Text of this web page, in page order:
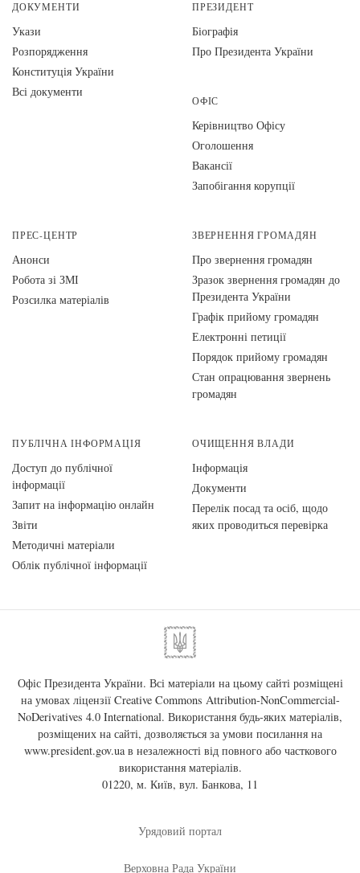
ДОКУМЕНТИ
Укази
Розпорядження
Конституція України
Всі документи
ПРЕЗИДЕНТ
Біографія
Про Президента України
ОФІС
Керівництво Офісу
Оголошення
Вакансії
Запобігання корупції
ПРЕС-ЦЕНТР
Анонси
Робота зі ЗМІ
Розсилка матеріалів
ЗВЕРНЕННЯ ГРОМАДЯН
Про звернення громадян
Зразок звернення громадян до
Президента України
Графік прийому громадян
Електронні петиції
Порядок прийому громадян
Стан опрацювання звернень
громадян
ПУБЛІЧНА ІНФОРМАЦІЯ
Доступ до публічної
інформації
Запит на інформацію онлайн
Звіти
Методичні матеріали
Облік публічної інформації
ОЧИЩЕННЯ ВЛАДИ
Інформація
Документи
Перелік посад та осіб, щодо
яких проводиться перевірка
Офіс Президента України. Всі матеріали на цьому сайті розміщені
на умовах ліцензії Creative Commons Attribution-NonCommercial-
NoDerivatives 4.0 International. Використання будь-яких матеріалів,
розміщених на сайті, дозволяється за умови посилання на
www.president.gov.uaв незалежності від повного або часткового
використання матеріалів.
01220, м. Київ, вул. Банкова, 11
Урядовий портал
Верховна Рада України